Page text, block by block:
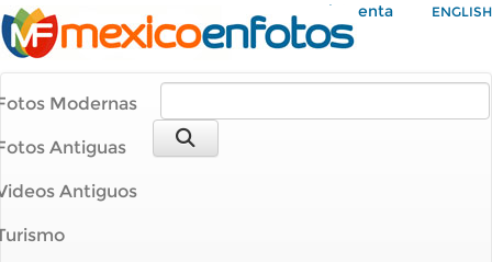
Mi Cuenta ENGLISH
Modernas
Antiguas
Antiguos